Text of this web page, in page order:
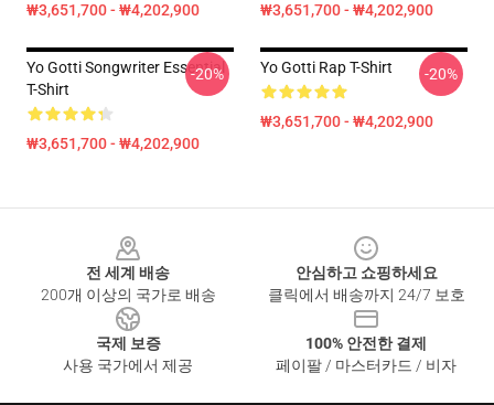
₩3,651,700 - ₩4,202,900 ₩3,651,700 - ₩4,202,900
Yo Gotti Songwriter Essential
T-Shirt
₩3,651,700 - ₩4,202,900
-20% Yo Gotti Rap T-Shirt
₩3,651,700 - ₩4,202,900
-20%
전 세계 배송
200개 이상의 국가로 배송
안심하고 쇼핑하세요
클릭에서 배송까지 24/7 보호
국제 보증
사용 국가에서 제공
100% 안전한 결제
페이팔 / 마스터카드 / 비자